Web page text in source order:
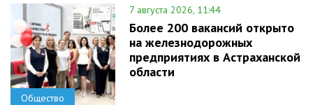
Общество
7 августа 2026, 11:44
Более 200 вакансий открыто
на железнодорожных
предприятиях в Астраханской
области